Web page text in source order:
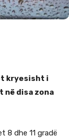
kryesisht i
në disa zona
8 dhe 11 gradë